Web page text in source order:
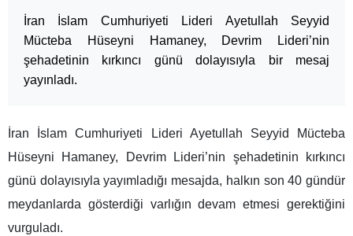
İran İslam Cumhuriyeti Lideri Ayetullah Seyyid
Mücteba Hüseyni Hamaney, Devrim Lideri’nin
şehadetinin kırkıncı günü dolayısıyla bir mesaj
yayınladı.
İran İslam Cumhuriyeti Lideri Ayetullah Seyyid Mücteba
Hüseyni Hamaney, Devrim Lideri’nin şehadetinin kırkıncı
günü dolayısıyla yayımladığı mesajda, halkın son 40 gündür
meydanlarda gösterdiği varlığın devam etmesi gerektiğini
vurguladı.